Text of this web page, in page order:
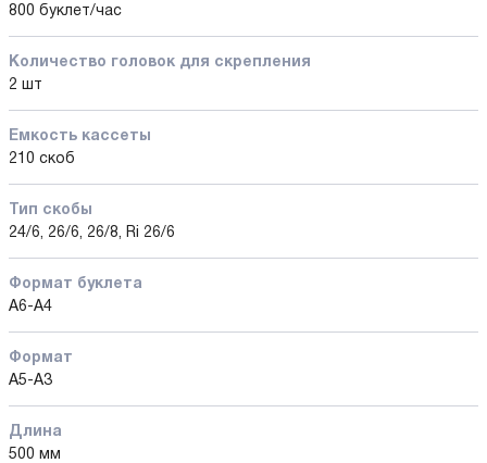
800 буклет/час
Количество головок для скрепления
2 шт
Емкость кассеты
210 скоб
Тип скобы
24/6, 26/6, 26/8, Ri 26/6
Формат буклета
A6-A4
Формат
A5-A3
Длина
500 мм